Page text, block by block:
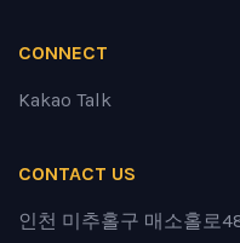
CONNECT
Kakao Talk
CONTACT US
인천 미추홀구 매소홀로